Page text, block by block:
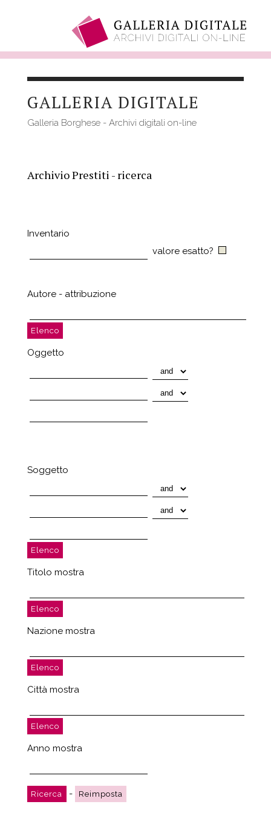
contenutoGALLERIA DIGITALE
Galleria Borghese - Archivi digitali on-line
Archivio Prestiti - ricerca
Inventario
valore esatto?
Autore - attribuzione
Oggetto
Soggetto
Titolo mostra
Nazione mostra
Città mostra
Anno mostra
-